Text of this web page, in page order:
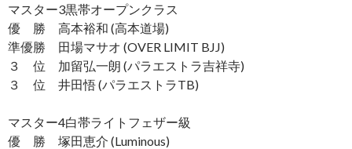
マスター3黒帯オープンクラス
優 勝 高本裕和 (高本道場)
準優勝 田場マサオ (OVER LIMIT BJJ)
３ 位 加留弘一朗 (パラエストラ吉祥寺)
３ 位 井田悟 (パラエストラTB)
マスター4白帯ライトフェザー級
優 勝 塚田恵介 (Luminous)